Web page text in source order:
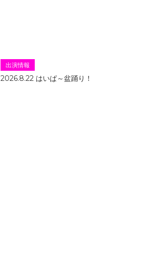
出演情報
2026.8.22 はいぱ～盆踊り！